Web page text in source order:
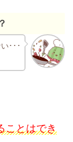
･･･
ことはでき